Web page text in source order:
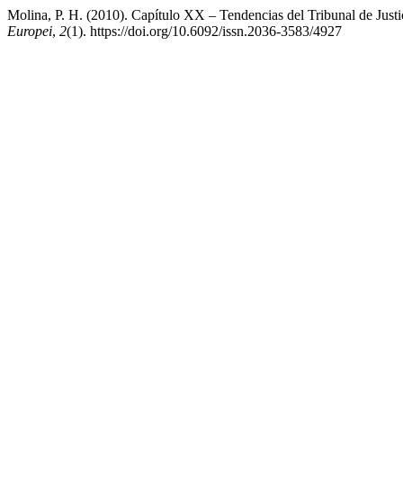
Molina, P. H. (2010). Capítulo XX – Tendencias del Tribunal de
Europei, 2(1). https://doi.org/10.6092/issn.2036-3583/4927